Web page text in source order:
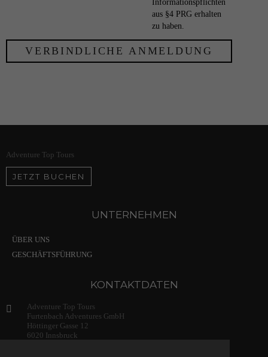
Informationspflichten
aus §4 PRG erhalten
zu haben.
Adventure Top Tours
JETZT BUCHEN
UNTERNEHMEN
ÜBER UNS
GESCHÄFTSFÜHRUNG
KONTAKTDATEN
Adventure Top Tours
Furtenbach Adventures GmbH
Höttinger Gasse 12
6020 Innsbruck